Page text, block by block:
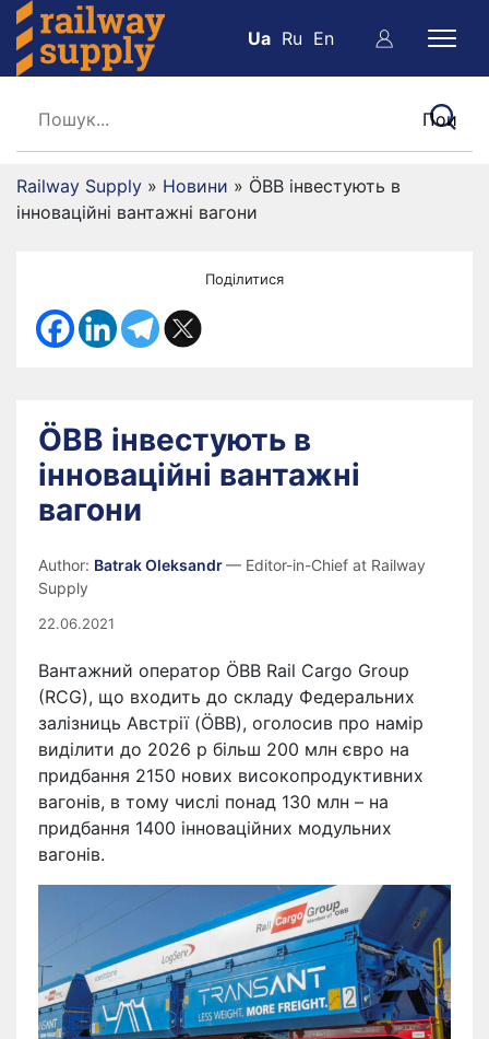
Ua Ru En
Railway Supply » Новини » ÖBB інвестують в
інноваційні вантажні вагони
Поділитися
ÖBB інвестують в
інноваційні вантажні
вагони
Author: Batrak Oleksandr— Editor-in-Chief at Railway
Supply
22.06.2021
Вантажний оператор ÖBB Rail Cargo Group
(RCG), що входить до складу Федеральних
залізниць Австрії (ÖBB), оголосив про намір
виділити до 2026 р більш 200 млн євро на
придбання 2150 нових високопродуктивних
вагонів, в тому числі понад 130 млн – на
придбання 1400 інноваційних модульних
вагонів.